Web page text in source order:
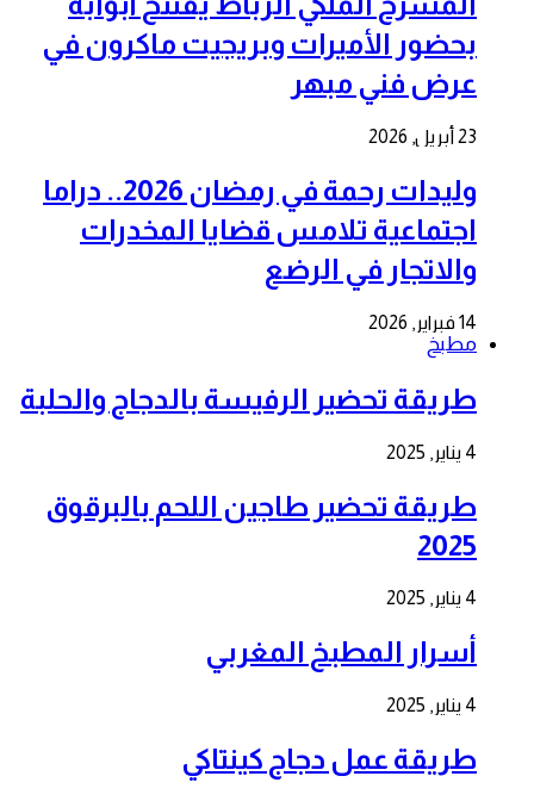
بحضور الأميرات وبريجيت ماكرون في
عرض فني مبهر
23 أبريل, 2026
وليدات رحمة في رمضان 2026.. دراما
اجتماعية تلامس قضايا المخدرات
والاتجار في الرضع
14 فبراير, 2026
مطبخ
طريقة تحضير الرفيسة بالدجاج والحلبة
4 يناير, 2025
طريقة تحضير طاجين اللحم بالبرقوق
2025
4 يناير, 2025
أسرار المطبخ المغربي
4 يناير, 2025
طريقة عمل دجاج كينتاكي